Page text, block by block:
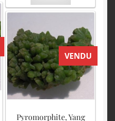
VENDU
Pyromorphite, Yang